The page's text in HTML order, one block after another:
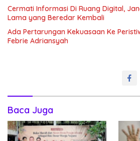
Cermati Informasi Di Ruang Digital,
Lama yang Beredar Kembali
Ada Pertarungan Kekuasaan Ke
Febrie Adriansyah
Baca Juga